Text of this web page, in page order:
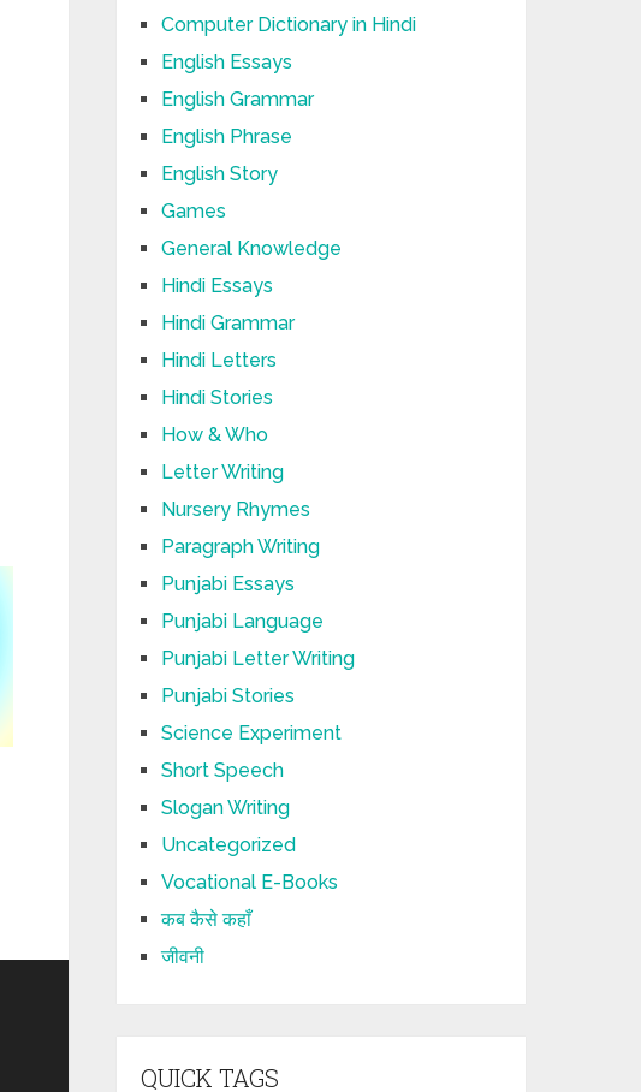
Computer Dictionary in Hindi
English Essays
English Grammar
English Phrase
English Story
Games
General Knowledge
Hindi Essays
Hindi Grammar
Hindi Letters
Hindi Stories
How & Who
Letter Writing
Nursery Rhymes
Paragraph Writing
Punjabi Essays
Punjabi Language
Punjabi Letter Writing
Punjabi Stories
Science Experiment
Short Speech
Slogan Writing
Uncategorized
Vocational E-Books
कब कैसे कहाँ
जीवनी
QUICK TAGS